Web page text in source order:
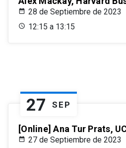
28 de Septiembre de 2023
12:15 a 13:15
27 SEP
[Online] Ana Tur Prats,
27 de Septiembre de 2023